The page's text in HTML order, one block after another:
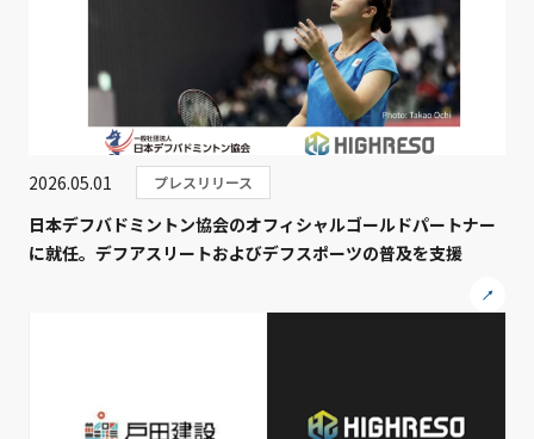
2026.05.01 プレスリリース
日本デフバドミントン協会のオフィシャルゴールドパートナー
に就任。デフアスリートおよびデフスポーツの普及を支援